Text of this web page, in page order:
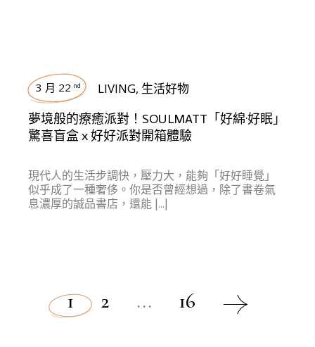
3 月 22 nd LIVING, 生活好物
夢境般的療癒派對！SOULMATT「好綿·好眠」
驚喜盲盒 x 好好派對開箱體驗
現代人的生活步調快，壓力大，能夠「好好睡覺」
似乎成了一種奢侈。你是否曾經想過，除了書卷氣
息濃厚的誠品書店，還能 […]
文
章
1 2 ... 16